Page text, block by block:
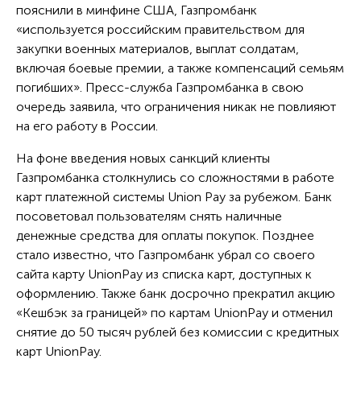
пояснили в минфине США, Газпромбанк
«используется российским правительством для
закупки военных материалов, выплат солдатам,
включая боевые премии, а также компенсаций семьям
погибших». Пресс-служба Газпромбанка в свою
очередь заявила, что ограничения никак не повлияют
на его работу в России.
На фоне введения новых санкций клиенты
Газпромбанка столкнулись со сложностями в работе
карт платежной системы Union Pay за рубежом. Банк
посоветовал пользователям снять наличные
денежные средства для оплаты покупок. Позднее
стало известно, что Газпромбанк убрал со своего
сайта карту UnionPay из списка карт, доступных к
оформлению. Также банк досрочно прекратил акцию
«Кешбэк за границей» по картам UnionPay и отменил
снятие до 50 тысяч рублей без комиссии с кредитных
карт UnionPay.